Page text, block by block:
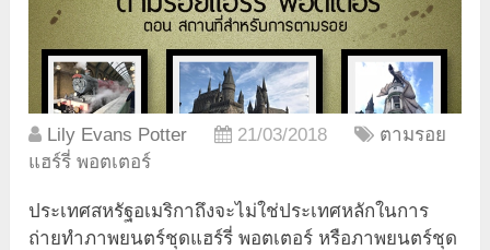
Lily Evans Potter 21/03/2018
ตามรอย
แฮร์รี่ พอตเตอร์
ประเทศสหรัฐอเมริกาถึงจะไม่ใช่ประเทศหลักในการ
ถ่ายทำภาพยนตร์ชุดแฮร์รี่ พอตเตอร์ หรือภาพยนตร์ชุด